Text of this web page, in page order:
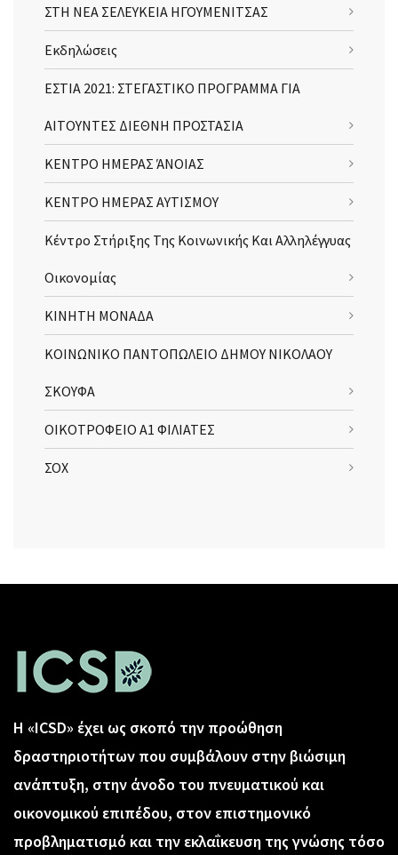
ΣΤΗ ΝΕΑ ΣΕΛΕΥΚΕΙΑ ΗΓΟΥΜΕΝΙΤΣΑΣ
Εκδηλώσεις
ΕΣΤΙΑ 2021: ΣΤΕΓΑΣΤΙΚΟ ΠΡΟΓΡΑΜΜΑ ΓΙΑ
ΑΙΤΟΥΝΤΕΣ ΔΙΕΘΝΗ ΠΡΟΣΤΑΣΙΑ
ΚΕΝΤΡΟ ΗΜΕΡΑΣ ΆΝΟΙΑΣ
ΚΕΝΤΡΟ ΗΜΕΡΑΣ ΑΥΤΙΣΜΟΥ
Κέντρο Στήριξης Της Κοινωνικής Και Αλληλέγγυας
Οικονομίας
ΚΙΝΗΤΗ ΜΟΝΑΔΑ
ΚΟΙΝΩΝΙΚΟ ΠΑΝΤΟΠΩΛΕΙΟ ΔΗΜΟΥ ΝΙΚΟΛΑΟΥ
ΣΚΟΥΦΑ
ΟΙΚΟΤΡΟΦΕΙΟ Α1 ΦΙΛΙΑΤΕΣ
ΣΟΧ
Η «ICSD» έχει ως σκοπό την προώθηση
δραστηριοτήτων που συμβάλουν στην βιώσιμη
ανάπτυξη, στην άνοδο του πνευματικού και
οικονομικού επιπέδου, στον επιστημονικό
προβληματισμό και την εκλαΐκευση της γνώσης τόσο